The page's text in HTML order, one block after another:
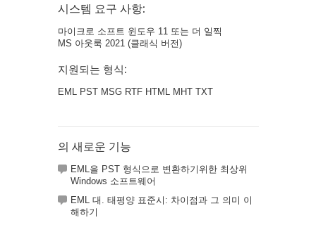
시스템 요구 사항:
마이크로 소프트 윈도우 11 또는 더 일찍
MS 아웃룩 2021 (클래식 버전)
지원되는 형식:
EML PST MSG RTF HTML MHT TXT
의 새로운 기능
EML을 PST 형식으로 변환하기위한 최상위
Windows 소프트웨어
EML 대. 태평양 표준시: 차이점과 그 의미 이
해하기